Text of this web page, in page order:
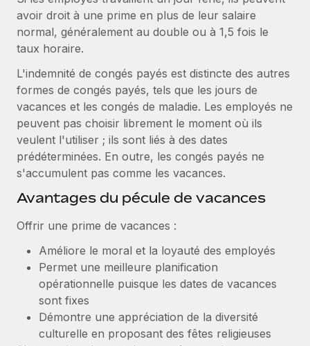
matière de conformité
Gestion des appareils
dans le monde entier
Création d’entité
Établissez des entités rapidement et en toute
conformité
Mobilité et déménagement international
Organisez facilement le déménagement de vos
employés
Gérez facilement les avantages sociaux
Paie multipays
EOR et PEO
Taxes
Explorer le blog
Mises à jour des produits de Remote :
freelances Plus
Remote a toujours pour mission d'aider les entreprises de
toute taille à embaucher, gérer et payer...
En savoir plus
Comment Phiture gère ses 55 employés
avoir droit à une prime en plus de leur salaire
normal, généralement au double ou à 1,5 fois le
taux horaire.
L'indemnité de congés payés est distincte des autres
formes de congés payés, tels que les jours de
vacances et les congés de maladie. Les employés ne
peuvent pas choisir librement le moment où ils
veulent l'utiliser ; ils sont liés à des dates
prédéterminées. En outre, les congés payés ne
s'accumulent pas comme les vacances.
Avantages du pécule de vacances
Offrir une prime de vacances :
Améliore le moral et la loyauté des employés
Permet une meilleure planification
opérationnelle puisque les dates de vacances
sont fixes
Démontre une appréciation de la diversité
culturelle en proposant des fêtes religieuses